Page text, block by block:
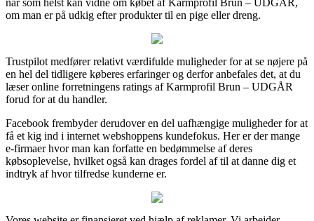
om man er på udkig efter produkter til en pige eller dreng.
Trustpilot medfører relativt værdifulde muligheder for at se nøjere på
en hel del tidligere køberes erfaringer og derfor anbefales det, at du
læser online forretningens ratings af Karmprofil Brun – UDGÅR
forud for at du handler.
Facebook frembyder derudover en del uafhængige muligheder for at
få et kig ind i internet webshoppens kundefokus. Her er der mange
e-firmaer hvor man kan forfatte en bedømmelse af deres
købsoplevelse, hvilket også kan drages fordel af til at danne dig et
indtryk af hvor tilfredse kunderne er.